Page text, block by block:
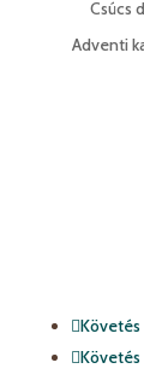
Csúcs
Adventi
Követés
Követés